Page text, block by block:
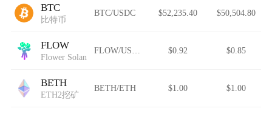
BTC
比特币
BTC/USDC $52,235.40 $50,504.80
FLOW
Flower Solana
$0.92 $0.85
BETH
ETH2挖矿
BETH/ETH $1.00 $1.00